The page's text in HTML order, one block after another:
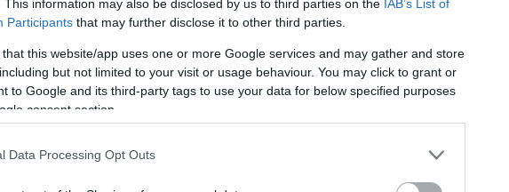
This information may also be disclosed by us to third parties on the IAB’s List of
Participants that may further disclose it to other third parties.
that this website/app uses one or more Google services and may gather and store
but not limited to your visit or usage behaviour. You may click to grant or
to Google and its third-party tags to use your data for below specified purposes
consent section.
Data Processing Opt Outs
és a Man-szigeti TT-re való nevezésem is,
is Makaóban.
e már tesztelni vele?
lesz. Ez a csapatfőnököm – és egyben
Thompson tavalyi versenygépe, amivel
már tesztelt vele idén, akkor remekül
Ilyen lehet a